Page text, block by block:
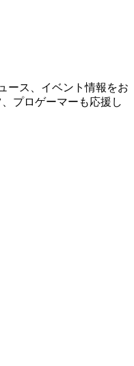
ース、イベント情報をお
プロゲーマーも応援し